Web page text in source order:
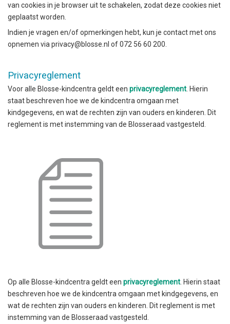
van cookies in je browser uit te schakelen, zodat deze cookies niet
geplaatst worden.
Indien je vragen en/of opmerkingen hebt, kun je contact met ons
opnemen via privacy@blosse.nl of 072 56 60 200.
Privacyreglement
Voor alle Blosse-kindcentra geldt een privacyreglement . Hierin
staat beschreven hoe we de kindcentra omgaan met
kindgegevens, en wat de rechten zijn van ouders en kinderen. Dit
reglement is met instemming van de Blosseraad vastgesteld.
Op alle Blosse-kindcentra geldt een privacyreglement . Hierin staat
beschreven hoe we de kindcentra omgaan met kindgegevens, en
wat de rechten zijn van ouders en kinderen. Dit reglement is met
instemming van de Blosseraad vastgesteld.